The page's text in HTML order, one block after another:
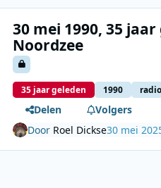
30 mei 1990, 35
Noordzee
35 jaar geleden 1990
Delen
Volgers
Door Roel Dickse30 mei